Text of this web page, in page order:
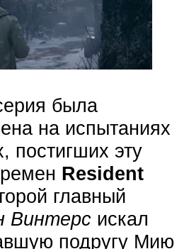
была
на испытаниях
постигших эту
Resident
главный
Винтерс искал
подругу Мию